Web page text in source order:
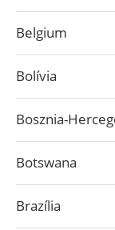
Belgium
Bolívia
Bosznia-
Botswana
Brazília